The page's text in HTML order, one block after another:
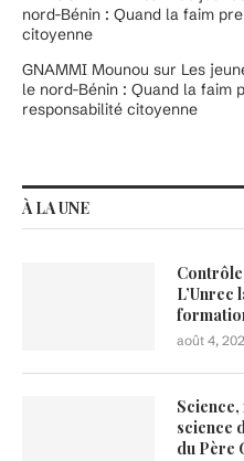
nord-Bénin : Quand la faim
citoyenne
GNAMMI Mounou sur Les
le nord-Bénin : Quand la faim
responsabilité citoyenne
À LA UNE
L’Unrec
août 4,
science
du Père